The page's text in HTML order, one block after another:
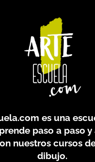
es una
paso a paso
nuestros cursos
dibujo.